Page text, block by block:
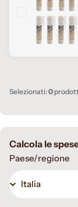
Selezionati:0
Calcola le
Paese/regione